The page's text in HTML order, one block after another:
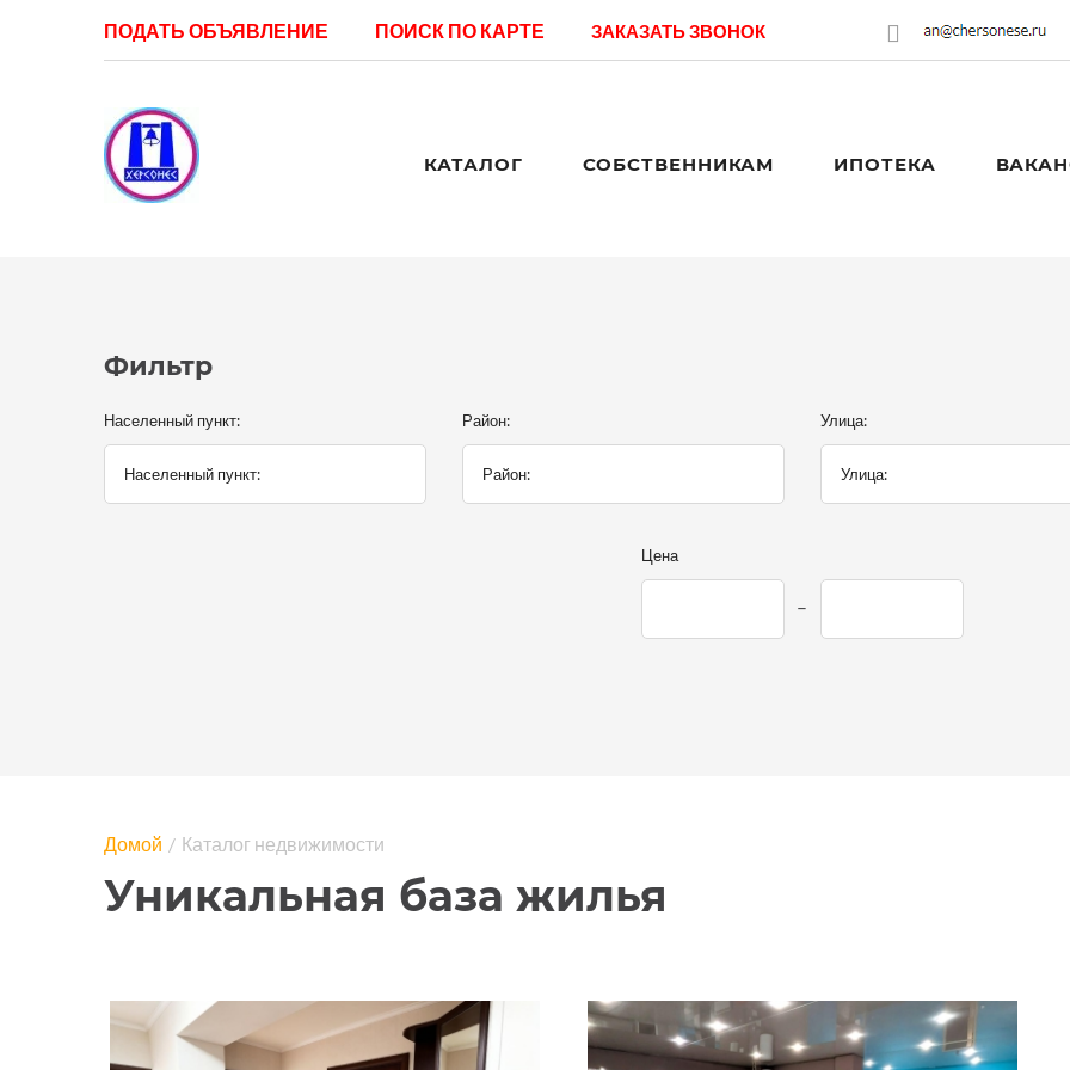
ПОДАТЬ ОБЪЯВЛЕНИЕ ПОИСК ПО КАРТЕ ЗАКАЗАТЬ ЗВОНОК
КАТАЛОГ СОБСТВЕННИКАМ ИПОТЕКА
Фильтр
Населенный пункт: Район: Улица:
Цена
Уникальная база жилья
Домой Каталог недвижимости